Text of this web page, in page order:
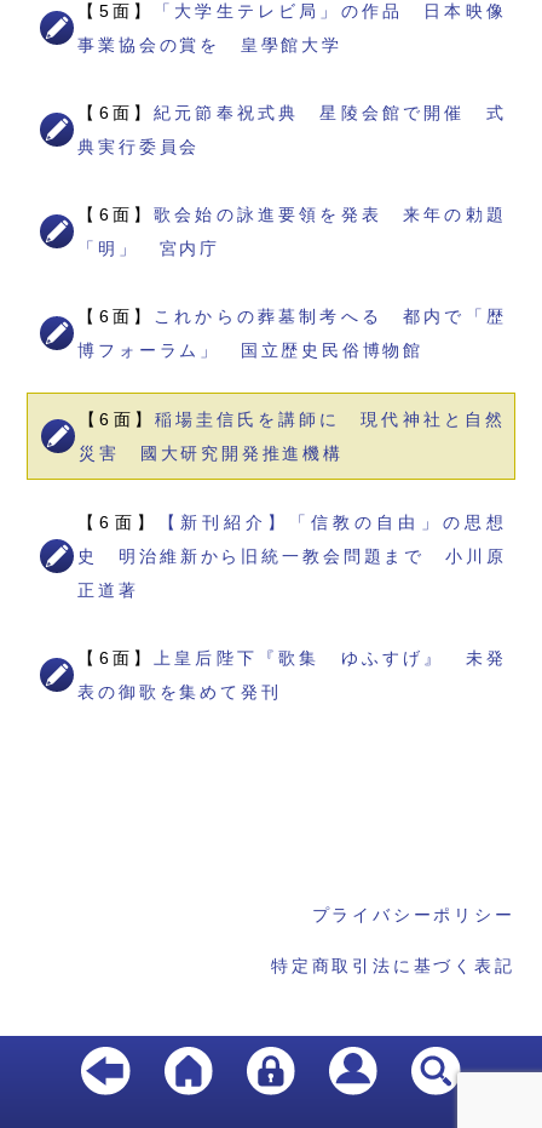
【5面】
「大学生テレビ局」の作品 日本映像
事業協会の賞を 皇學館大学
【6面】紀元節奉祝式典 星陵会館で開催 式
典実行委員会
【6面】歌会始の詠進要領を発表 来年の勅題
「明」 宮内庁
【6面】
これからの葬墓制考へる 都内で「歴
博フォーラム」 国立歴史民俗博物館
【6面】 稲場圭信氏を講師に 現代神社と自然
災害 國大研究開発推進機構
【6面】
【新刊紹介】「信教の自由」の思想
史 明治維新から旧統一教会問題まで 小川原
正道著
【6面】
上皇后陛下『歌集 ゆふすげ』 未発
表の御歌を集めて発刊
プライバシーポリシー
特定商取引法に基づく表記